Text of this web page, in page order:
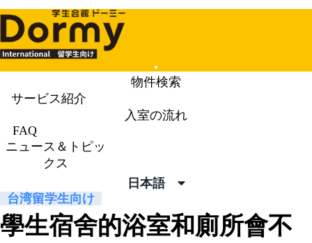
Mobile
Menu
物件検索
サービス紹介
入室の流れ
FAQ
ニュース＆トピッ
クス
日本語
ニュース＆トピックス
台湾留学生向け
學生宿舍的浴室和廁所會不